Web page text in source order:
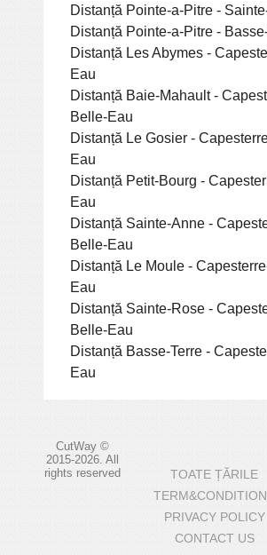
Distanță Pointe-a-Pitre -
Distanță Pointe-a-Pitre -
Distanță Les Abymes -
Eau
Distanță Baie-Mahault -
Belle-Eau
Distanță Le Gosier -
Eau
Distanță Petit-Bourg -
Eau
Distanță Sainte-Anne -
Belle-Eau
Distanță Le Moule -
Eau
Distanță Sainte-Rose -
Belle-Eau
Distanță Basse-Terre -
Eau
CutWay ©
2015-2026. All
rights reserved
TOATE ȚĂRILE
PRIVACY POLICY
CONTACT US